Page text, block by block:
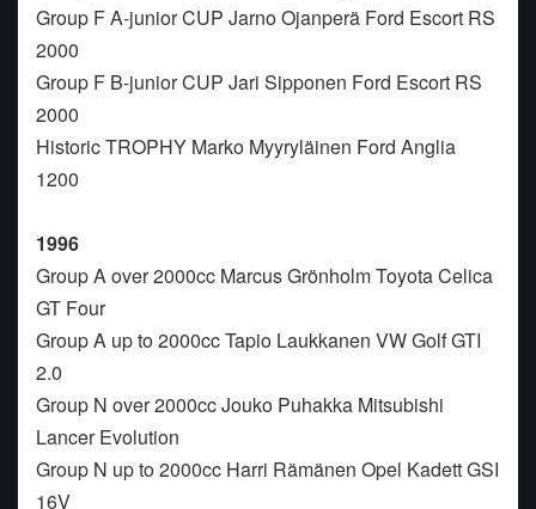
Group F A-junior CUP Jarno Ojanperä Ford Escort RS
2000
Group F B-junior CUP Jari Sipponen Ford Escort RS
2000
Historic TROPHY Marko Myyryläinen Ford Anglia
1200
1996
Group A over 2000cc Marcus Grönholm Toyota Celica
GT Four
Group A up to 2000cc Tapio Laukkanen VW Golf GTI
2.0
Group N over 2000cc Jouko Puhakka Mitsubishi
Lancer Evolution
Group N up to 2000cc Harri Rämänen Opel Kadett GSI
16V